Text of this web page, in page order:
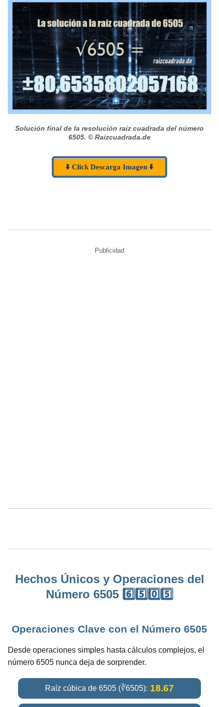
Solución final de la resolución raíz cuadrada del número
6505. © Raizcuadrada.de
⬇️ Click Descarga Imagen ⬇️
Publicidad
Hechos Únicos y Operaciones del
Número 6505 6️⃣5️⃣0️⃣5️⃣
Operaciones Clave con el Número 6505
Desde operaciones simples hasta cálculos complejos, el
número 6505 nunca deja de sorprender.
Raíz cúbica de 6505 (∛6505): 18.67